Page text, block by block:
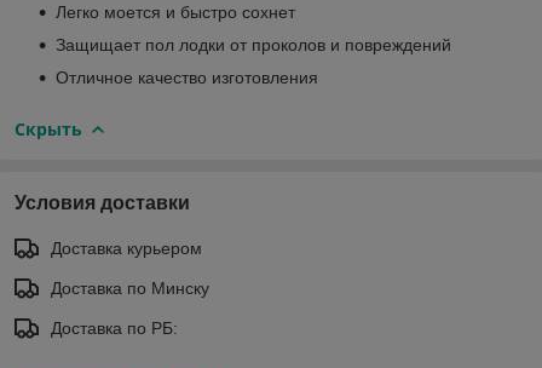
Легко моется и быстро сохнет
Защищает пол лодки от проколов и повреждений
Отличное качество изготовления
Скрыть
Условия доставки
Доставка курьером
Доставка по Минску
Доставка по РБ: